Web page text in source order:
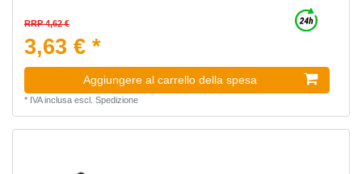
RRP 4,62 €
3,63 € *
Aggiungere al carrello della spesa
* IVA inclusaescl. Spedizione